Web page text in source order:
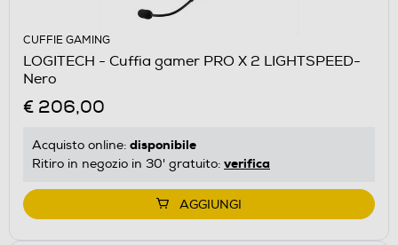
CUFFIE GAMING
LOGITECH - Cuffia gamer PRO X 2 LIGHTSPEED-
Nero
€ 206,00
Acquisto online: disponibile
Ritiro in negozio in 30' gratuito: verifica
AGGIUNGI